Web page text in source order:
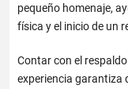
pequeño homenaje,
física y el inicio de un
Contar con el
experiencia garantiza